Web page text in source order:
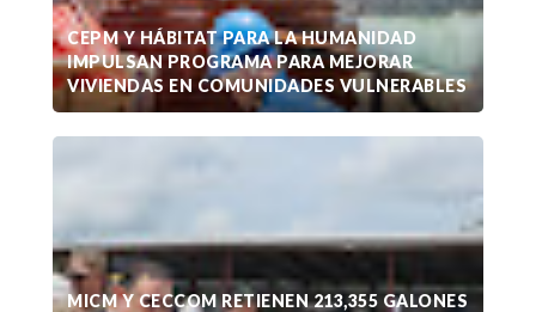
CEPM Y HÁBITAT PARA LA HUMANIDAD
IMPULSAN PROGRAMA PARA MEJORAR
VIVIENDAS EN COMUNIDADES VULNERABLES
MICM Y CECCOM RETIENEN 213,355 GALONES